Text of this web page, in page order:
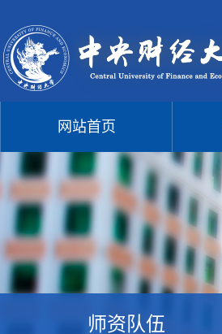
网站首页
师资队伍